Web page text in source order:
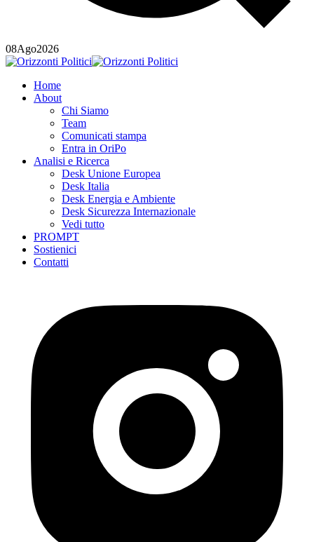
08Ago2026
Home
About
Chi Siamo
Team
Comunicati stampa
Entra in OriPo
Analisi e Ricerca
Desk Unione Europea
Desk Italia
Desk Energia e Ambiente
Desk Sicurezza Internazionale
Vedi tutto
PROMPT
Sostienici
Contatti